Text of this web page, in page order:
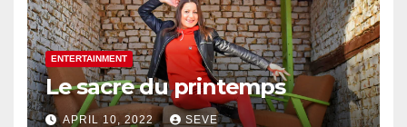
ENTERTAINMENT
Le sacre du printemps
APRIL 10, 2022 SEVE